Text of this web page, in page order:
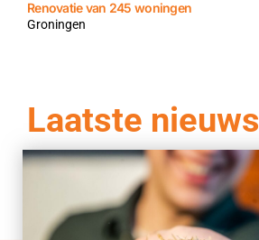
Renovatie van 245 woningen
Groningen
Laatste nieuws